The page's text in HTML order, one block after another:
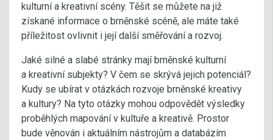
kulturní a kreativní scény. Těšit se můžete na již
získané informace o brněnské scéně, ale máte také
příležitost ovlivnit i její další směřování a rozvoj.
Jaké silné a slabé stránky mají brněnské kulturní
a kreativní subjekty? V čem se skrývá jejich potenciál?
Kudy se ubírat v otázkách rozvoje brněnské kreativy
a kultury? Na tyto otázky mohou odpovědět výsledky
proběhlých mapování v kultuře a kreativě. Prostor
bude věnován i aktuálním nástrojům a databázím